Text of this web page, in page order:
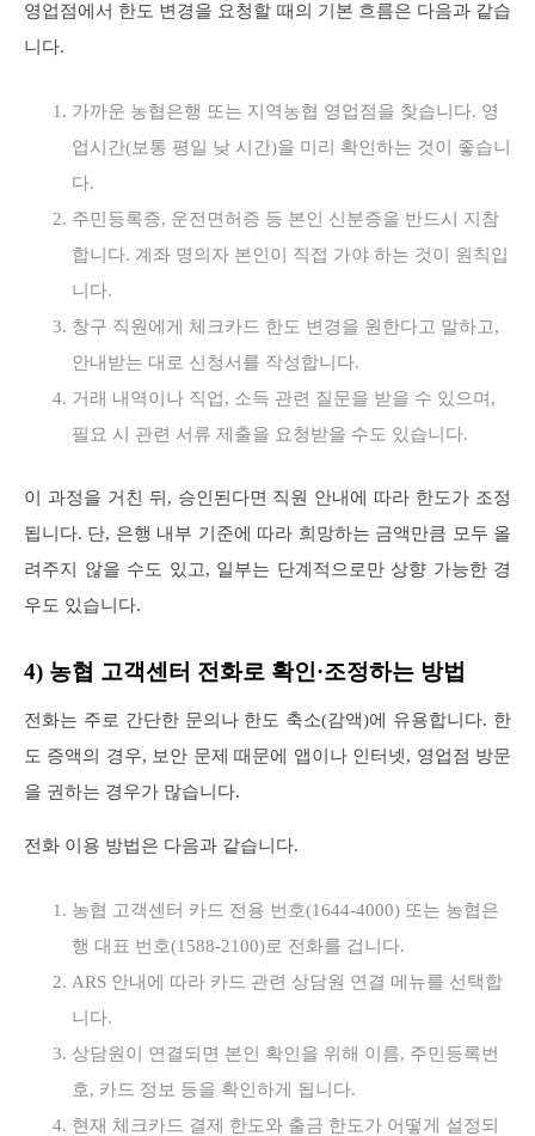
영업점에서 한도 변경을 요청할 때의 기본 흐름은 다음과 같습
니다.
가까운 농협은행 또는 지역농협 영업점을 찾습니다. 영
업시간(보통 평일 낮 시간)을 미리 확인하는 것이 좋습니
다.
주민등록증, 운전면허증 등 본인 신분증을 반드시 지참
합니다. 계좌 명의자 본인이 직접 가야 하는 것이 원칙입
니다.
창구 직원에게 체크카드 한도 변경을 원한다고 말하고,
안내받는 대로 신청서를 작성합니다.
거래 내역이나 직업, 소득 관련 질문을 받을 수 있으며,
필요 시 관련 서류 제출을 요청받을 수도 있습니다.
이 과정을 거친 뒤, 승인된다면 직원 안내에 따라 한도가 조정
됩니다. 단, 은행 내부 기준에 따라 희망하는 금액만큼 모두 올
려주지 않을 수도 있고, 일부는 단계적으로만 상향 가능한 경
우도 있습니다.
4) 농협 고객센터 전화로 확인·조정하는 방법
전화는 주로 간단한 문의나 한도 축소(감액)에 유용합니다. 한
도 증액의 경우, 보안 문제 때문에 앱이나 인터넷, 영업점 방문
을 권하는 경우가 많습니다.
전화 이용 방법은 다음과 같습니다.
농협 고객센터 카드 전용 번호(1644-4000) 또는 농협은
행 대표 번호(1588-2100)로 전화를 겁니다.
ARS 안내에 따라 카드 관련 상담원 연결 메뉴를 선택합
니다.
상담원이 연결되면 본인 확인을 위해 이름, 주민등록번
호, 카드 정보 등을 확인하게 됩니다.
현재 체크카드 결제 한도와 출금 한도가 어떻게 설정되